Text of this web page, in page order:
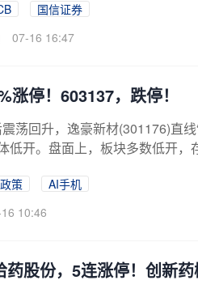
国信证券
07-16 16:47
涨停！603137，跌停！
荡回升，逸豪新材(301176)直
低开。盘面上，板块多数低开，
策
AI手机
10:46
药股份，5连涨停！创新